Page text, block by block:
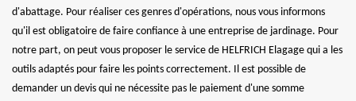
d'abattage. Pour réaliser ces genres d'opérations, nous vous informons
qu'il est obligatoire de faire confiance à une entreprise de jardinage. Pour
notre part, on peut vous proposer le service de HELFRICH Elagage qui a les
outils adaptés pour faire les points correctement. Il est possible de
demander un devis qui ne nécessite pas le paiement d'une somme